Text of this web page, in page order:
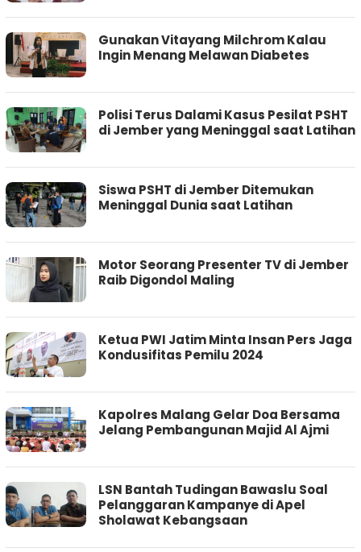
Gunakan Vitayang Milchrom Kalau
Ingin Menang Melawan Diabetes
Polisi Terus Dalami Kasus Pesilat PSHT
di Jember yang Meninggal saat Latihan
Siswa PSHT di Jember Ditemukan
Meninggal Dunia saat Latihan
Motor Seorang Presenter TV di Jember
Raib Digondol Maling
Ketua PWI Jatim Minta Insan Pers Jaga
Kondusifitas Pemilu 2024
Kapolres Malang Gelar Doa Bersama
Jelang Pembangunan Majid Al Ajmi
LSN Bantah Tudingan Bawaslu Soal
Pelanggaran Kampanye di Apel
Sholawat Kebangsaan